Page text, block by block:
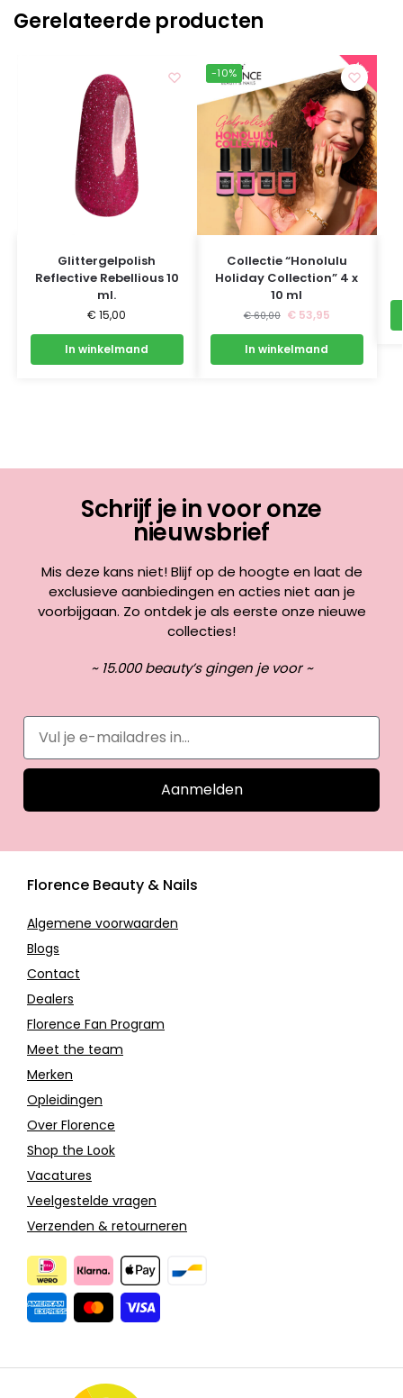
Gerelateerde producten
Glittergelpolish
Reflective Rebellious 10
ml.
€ 15,00
In winkelmand
-10%
Collectie “Honolulu
Holiday Collection” 4 x
10 ml
€60,00 €53,95
In winkelmand
Schrijf je in voor onze
nieuwsbrief
Mis deze kans niet! Blijf op de hoogte en laat de
exclusieve aanbiedingen en acties niet aan je
voorbijgaan. Zo ontdek je als eerste onze nieuwe
collecties!
~ 15.000 beauty’s gingen je voor ~
Aanmelden
Florence Beauty & Nails
Algemene voorwaarden
Blogs
Contact
Dealers
Florence Fan Program
Meet the team
Merken
Opleidingen
Over Florence
Shop the Look
Vacatures
Veelgestelde vragen
Verzenden & retourneren